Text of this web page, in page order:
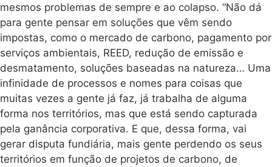
mesmos problemas de sempre e ao colapso. “Não dá
para gente pensar em soluções que vêm sendo
impostas, como o mercado de carbono, pagamento por
serviços ambientais, REED, redução de emissão e
desmatamento, soluções baseadas na natureza… Uma
infinidade de processos e nomes para coisas que
muitas vezes a gente já faz, já trabalha de alguma
forma nos territórios, mas que está sendo capturada
pela ganância corporativa. E que, dessa forma, vai
gerar disputa fundiária, mais gente perdendo os seus
territórios em função de projetos de carbono, de